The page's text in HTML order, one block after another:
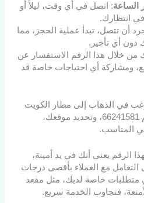
الساعة: اتصل في أي وقت، ليلاً أو
في انتظارك.
أن تتصل، تبدأ عملية الحجز، مما
دون أي تأخير.
من خلال هذا الرقم الاستفسار عن
ومشاركة أي احتياجات خاصة قد
في الذهاب إلى مطار الكويت
الدولي، يمكنك الاتصال بالرقم 66241581، وتحديد موقعك،
المناسب.
الرقم يعني أنك في يد أمينة،
مع العملاء بأقصى درجات
متطلبات خاصة لديك، مثل مقعد
فتجاوب الخدمة سريع.